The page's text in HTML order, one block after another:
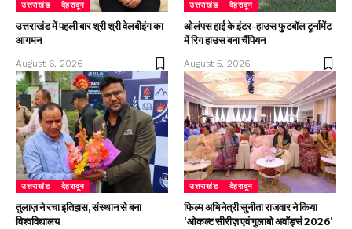
उत्तराखंड देहरादून
उत्तराखंड में पहली बार श्री श्री वेलबीइंग का
आगमन
August 6, 2026
उत्तराखंड देहरादून
ओलंपस हाई के इंटर-हाउस फुटबॉल टूर्नामेंट
में रिग हाउस बना चैंपियन
August 5, 2026
उत्तराखंड देहरादून
तुलाज़ ने रचा इतिहास, संस्थान से बना
विश्वविद्यालय
उत्तराखंड देहरादून
फिल्म अभिनेत्री सुनीता राजवार ने किया
‘ओकल्ट सीरीज़ एवं गुलाबो अवॉर्ड्स 2026’